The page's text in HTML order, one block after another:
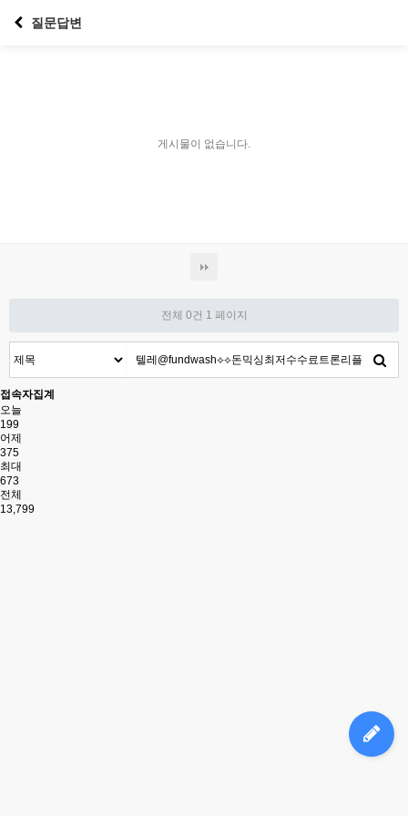
질문답변
게시물이 없습니다.
전체 0건 1 페이지
접속자집계
오늘
199
어제
375
최대
673
전체
13,799